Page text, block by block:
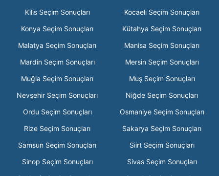
Kilis Seçim Sonuçları
Kocaeli Seçim Sonuçları
Konya Seçim Sonuçları
Kütahya Seçim Sonuçları
Malatya Seçim Sonuçları
Manisa Seçim Sonuçları
Mardin Seçim Sonuçları
Mersin Seçim Sonuçları
Muğla Seçim Sonuçları
Muş Seçim Sonuçları
Nevşehir Seçim Sonuçları
Niğde Seçim Sonuçları
Ordu Seçim Sonuçları
Osmaniye Seçim Sonuçları
Rize Seçim Sonuçları
Sakarya Seçim Sonuçları
Samsun Seçim Sonuçları
Siirt Seçim Sonuçları
Sinop Seçim Sonuçları
Sivas Seçim Sonuçları